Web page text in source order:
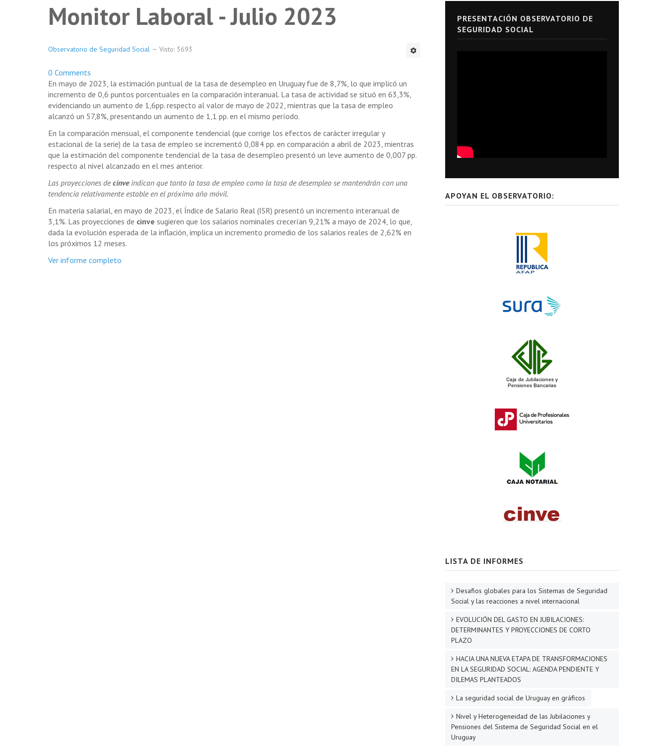
Monitor Laboral - Julio 2023
Observatorio de Seguridad Social Visto: 3693
0 Comments
En mayo de 2023, la estimación puntual de la tasa de desempleo en Uruguay fue de 8,7%, lo que implicó un
incremento de 0,6 puntos porcentuales en la comparación interanual. La tasa de actividad se situó en 63,3%,
evidenciando un aumento de 1,6pp. respecto al valor de mayo de 2022, mientras que la tasa de empleo
alcanzó un 57,8%, presentando un aumento de 1,1 pp. en el mismo período.
En la comparación mensual, el componente tendencial (que corrige los efectos de carácter irregular y
estacional de la serie) de la tasa de empleo se incrementó 0,084 pp. en comparación a abril de 2023, mientras
que la estimación del componente tendencial de la tasa de desempleo presentó un leve aumento de 0,007 pp.
respecto al nivel alcanzado en el mes anterior.
Las proyecciones decinveindican que tanto la tasa de empleo como la tasa de desempleo se mantendrán con una
tendencia relativamente estable en el próximo año móvil.
En materia salarial, en mayo de 2023, el Índice de Salario Real (ISR) presentó un incremento interanual de
3,1%. Las proyecciones de cinve sugieren que los salarios nominales crecerían 9,21% a mayo de 2024, lo que,
dada la evolución esperada de la inflación, implica un incremento promedio de los salarios reales de 2,62% en
los próximos 12 meses.
Ver informe completo
PRESENTACIÓN OBSERVATORIO DE
SEGURIDAD SOCIAL
APOYAN EL OBSERVATORIO:
LISTA DE INFORMES
Desafios globales para los Sistemas de Seguridad
Social y las reacciones a nivel internacional
EVOLUCIÓN DEL GASTO EN JUBILACIONES:
DETERMINANTES Y PROYECCIONES DE CORTO
PLAZO
HACIA UNA NUEVA ETAPA DE TRANSFORMACIONES
EN LA SEGURIDAD SOCIAL: AGENDA PENDIENTE Y
DILEMAS PLANTEADOS
La seguridad social de Uruguay en gráficos
Nivel y Heterogeneidad de las Jubilaciones y
Pensiones del Sistema de Seguridad Social en el
Uruguay